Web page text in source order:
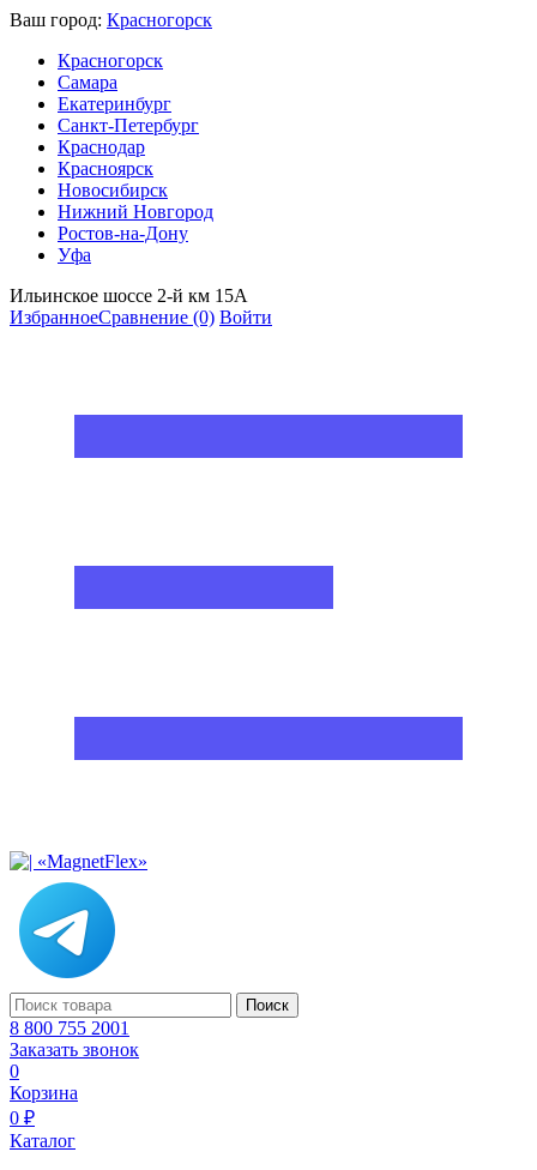
Ваш город: Красногорск
Красногорск
Самара
Екатеринбург
Санкт-Петербург
Краснодар
Красноярск
Новосибирск
Нижний Новгород
Ростов-на-Дону
Уфа
Ильинское шоссе 2-й км 15А
ИзбранноеСравнение (0) Войти
Поиск
8 800 755 2001
Заказать звонок
0
Корзина
0 ₽
Каталог